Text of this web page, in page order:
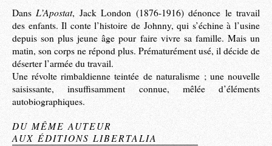
Dans L’Apostat, Jack London (1876-1916) dénonce le travail
des enfants. Il conte l’histoire de Johnny, qui s’échine à l’usine
depuis son plus jeune âge pour faire vivre sa famille. Mais un
matin, son corps ne répond plus. Prématurément usé, il décide de
déserter l’armée du travail.
Une révolte rimbaldienne teintée de naturalisme ; une nouvelle
saisissante, insuffisamment connue, mêlée d’éléments
autobiographiques.
DU MÊME AUTEUR
AUX ÉDITIONS LIBERTALIA